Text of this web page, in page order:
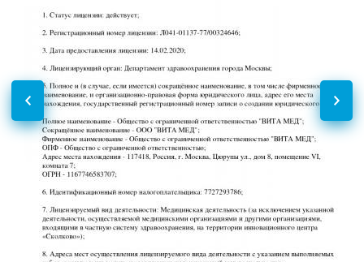
УЗИ забрюшинного
пространства
3500р.
Функциональная
диагностика Без контраста С контрастом
Электрокардиография
(ЭКГ)
5000р. -